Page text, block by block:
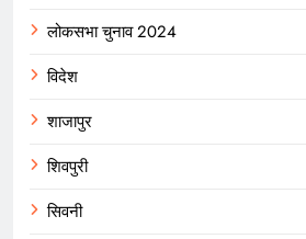
लोकसभा चुनाव 2024
विदेश
शाजापुर
शिवपुरी
सिवनी